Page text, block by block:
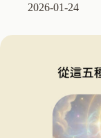
2026-01-24